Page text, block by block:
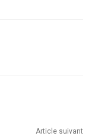
Article suivant